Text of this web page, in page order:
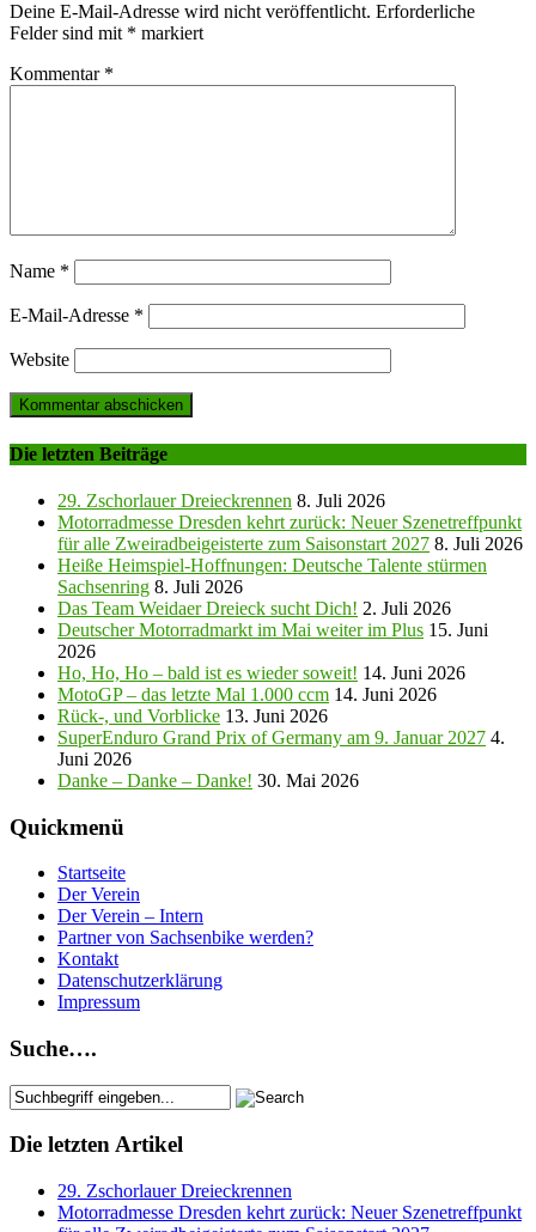
Deine E-Mail-Adresse wird nicht veröffentlicht. Erforderliche
Felder sind mit * markiert
Kommentar *
Name *
E-Mail-Adresse *
Website
Die letzten Beiträge
29. Zschorlauer Dreieckrennen 8. Juli 2026
Motorradmesse Dresden kehrt zurück: Neuer Szenetreffpunkt
für alle Zweiradbeigeisterte zum Saisonstart 2027 8. Juli 2026
Heiße Heimspiel-Hoffnungen: Deutsche Talente stürmen
Sachsenring 8. Juli 2026
Das Team Weidaer Dreieck sucht Dich! 2. Juli 2026
Deutscher Motorradmarkt im Mai weiter im Plus 15. Juni
2026
Ho, Ho, Ho – bald ist es wieder soweit! 14. Juni 2026
MotoGP – das letzte Mal 1.000 ccm 14. Juni 2026
Rück-, und Vorblicke 13. Juni 2026
SuperEnduro Grand Prix of Germany am 9. Januar 2027 4.
Juni 2026
Danke – Danke – Danke! 30. Mai 2026
Quickmenü
Startseite
Der Verein
Der Verein – Intern
Partner von Sachsenbike werden?
Kontakt
Datenschutzerklärung
Impressum
Suche….
Die letzten Artikel
29. Zschorlauer Dreieckrennen
Motorradmesse Dresden kehrt zurück: Neuer Szenetreffpunkt